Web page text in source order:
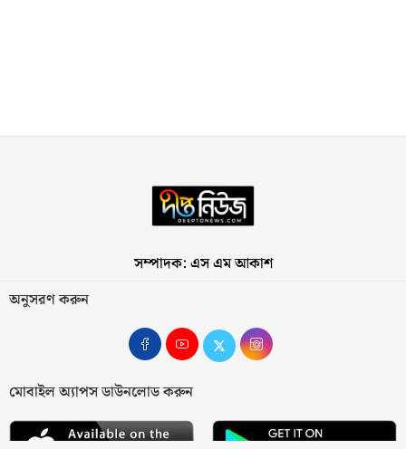
সম্পাদক: এস এম আকাশ
অনুসরণ করুন
মোবাইল অ্যাপস ডাউনলোড করুন